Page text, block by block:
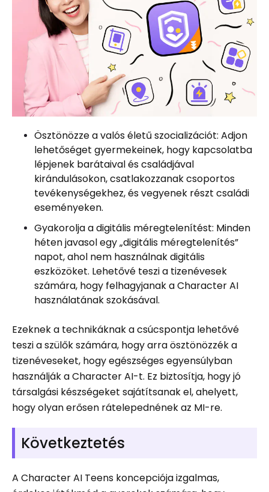
Ösztönözze a valós életű szocializációt: Adjon
lehetőséget gyermekeinek, hogy kapcsolatba
lépjenek barátaival és családjával
kirándulásokon, csatlakozzanak csoportos
tevékenységekhez, és vegyenek részt családi
eseményeken.
Gyakorolja a digitális méregtelenítést: Minden
héten javasol egy „digitális méregtelenítés”
napot, ahol nem használnak digitális
eszközöket. Lehetővé teszi a tizenévesek
számára, hogy felhagyjanak a Character AI
használatának szokásával.
Ezeknek a technikáknak a csúcspontja lehetővé
teszi a szülők számára, hogy arra ösztönözzék a
tizenéveseket, hogy egészséges egyensúlyban
használják a Character AI-t. Ez biztosítja, hogy jó
társalgási készségeket sajátítsanak el, ahelyett,
hogy olyan erősen rátelepednének az MI-re.
Következtetés
A Character AI Teens koncepciója izgalmas,